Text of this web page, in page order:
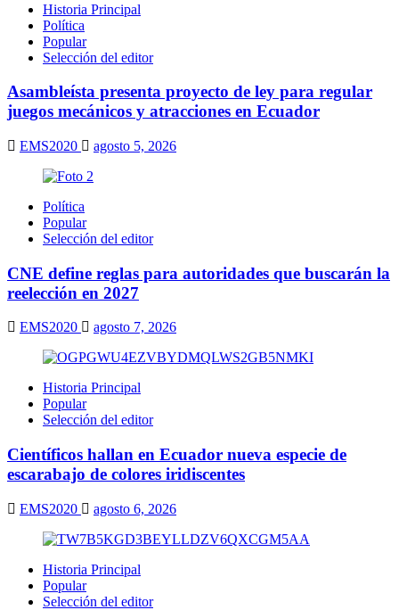
Historia Principal
Política
Popular
Selección del editor
Asambleísta presenta proyecto de ley para regular
juegos mecánicos y atracciones en Ecuador
EMS2020 agosto 5, 2026
Política
Popular
Selección del editor
CNE define reglas para autoridades que buscarán la
reelección en 2027
EMS2020 agosto 7, 2026
Historia Principal
Popular
Selección del editor
Científicos hallan en Ecuador nueva especie de
escarabajo de colores iridiscentes
EMS2020 agosto 6, 2026
Historia Principal
Popular
Selección del editor